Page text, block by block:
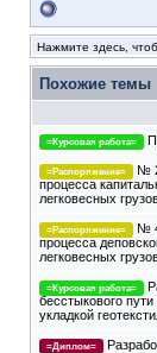
Нажмите здесь,
Похожие темы
=Курсовая работа=
=Распоряжение=
№
процесса
легковесных
=Распоряжение=
№
процесса
легковесных
=Курсовая работа=
бесстыкового
укладкой
=Диплом=